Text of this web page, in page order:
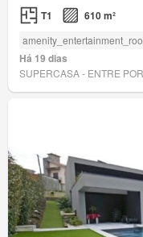
T1 610 m²
Há 19 dias